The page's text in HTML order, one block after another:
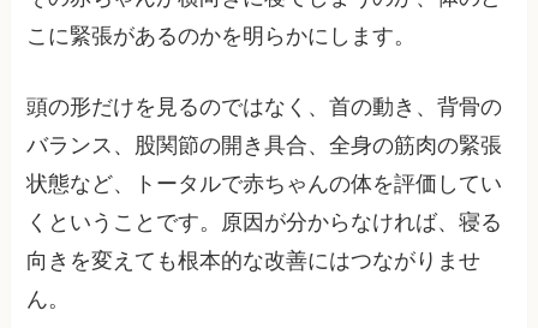
こに緊張があるのかを明らかにします。
頭の形だけを見るのではなく、首の動き、背骨の
バランス、股関節の開き具合、全身の筋肉の緊張
状態など、トータルで赤ちゃんの体を評価してい
くということです。原因が分からなければ、寝る
向きを変えても根本的な改善にはつながりませ
ん。